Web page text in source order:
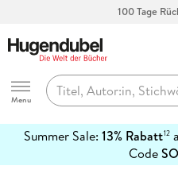
100 Tage
Hugendubel
Menu
Summer Sale: 13% Rabatt12
Code
erfahren